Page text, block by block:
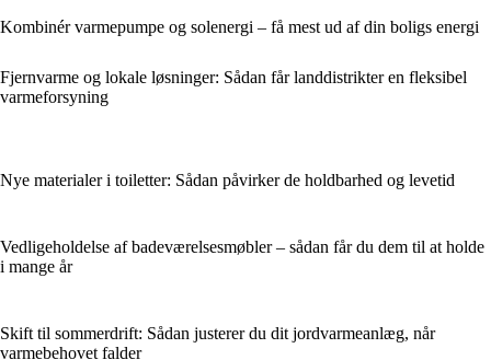
Kombinér varmepumpe og solenergi – få mest ud af din boligs energi
Fjernvarme og lokale løsninger: Sådan får landdistrikter en fleksibel
varmeforsyning
Nye materialer i toiletter: Sådan påvirker de holdbarhed og levetid
Vedligeholdelse af badeværelsesmøbler – sådan får du dem til at holde
i mange år
Skift til sommerdrift: Sådan justerer du dit jordvarmeanlæg, når
varmebehovet falder